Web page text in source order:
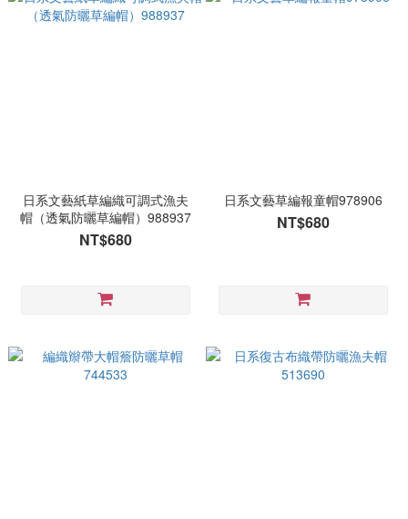
日系文藝紙草編織可調式漁夫
帽（透氣防曬草編帽）988937
NT$680
日系文藝草編報童帽978906
NT$680